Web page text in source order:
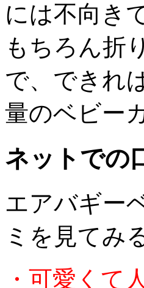
には不向き
もちろん折
で、できれ
量のベビー
ネットでの
エアバギー
ミを見てみ
・可愛くて